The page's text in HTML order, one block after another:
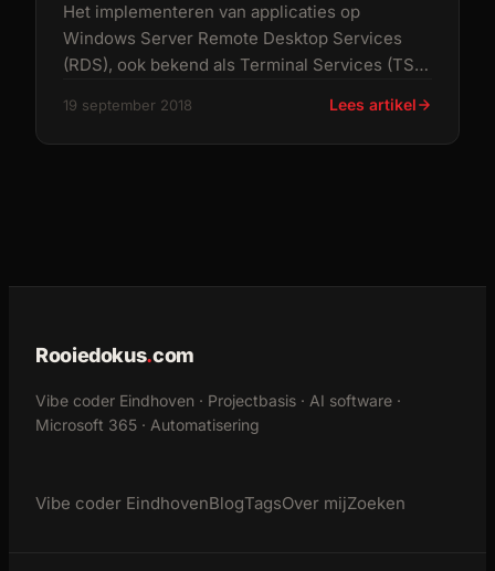
Het implementeren van applicaties op
Windows Server Remote Desktop Services
(RDS), ook bekend als Terminal Services (TS),
19 september 2018 Lees artikel
Rooiedokus.com
Vibe coder Eindhoven · Projectbasis · AI software ·
Microsoft 365 · Automatisering
Vibe coder EindhovenBlogTagsOver mijZoeken